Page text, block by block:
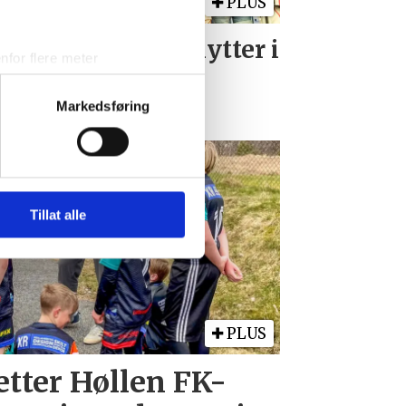
flere meter
hvordan de skal brukes.
partnerne våre innen
du har gjort tilgjengelig for
Markedsføring
Tillat alle
kvinnelige skytter i
PLUS
Høllen FK-